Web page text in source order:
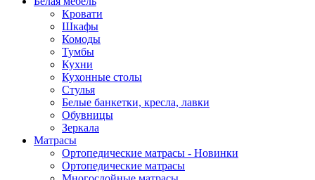
Кровати
Шкафы
Комоды
Тумбы
Кухни
Кухонные столы
Стулья
Белые банкетки, кресла, лавки
Обувницы
Зеркала
Матрасы
Ортопедические матрасы - Новинки
Ортопедические матрасы